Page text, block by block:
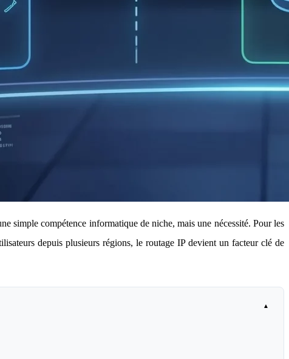
simple compétence informatique de niche, mais une nécessité. Pour les
depuis plusieurs régions, le routage IP devient un facteur clé de